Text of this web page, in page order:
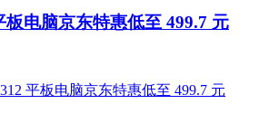
板电脑京东特惠低至 499.7 元